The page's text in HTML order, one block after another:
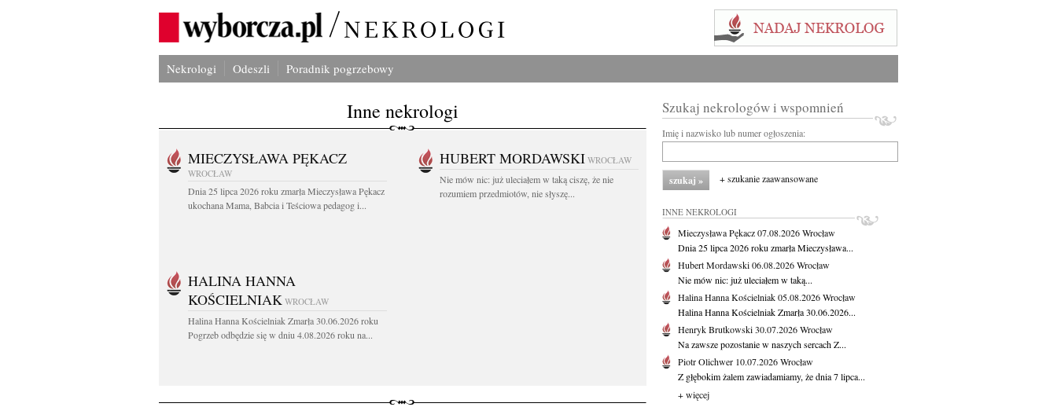
Nekrologi Odeszli Poradnik pogrzebowy
Inne nekrologi
MIECZYSŁAWA PĘKACZ
WROCŁAW
Dnia 25 lipca 2026 roku zmarła Mieczysława Pękacz
ukochana Mama, Babcia i Teściowa pedagog i...
HUBERT MORDAWSKI WROCŁAW
Nie mów nic: już uleciałem w taką ciszę, że nie
rozumiem przedmiotów, nie słyszę...
HALINA HANNA
KOŚCIELNIAK WROCŁAW
Halina Hanna Kościelniak Zmarła 30.06.2026 roku
Pogrzeb odbędzie się w dniu 4.08.2026 roku na...
Szukaj nekrologów i wspomnień
Imię i nazwisko lub numer ogłoszenia:
+ szukanie zaawansowane
INNE NEKROLOGI
Mieczysława Pękacz07.08.2026Wrocław
Dnia 25 lipca 2026 roku zmarła Mieczysława...
Hubert Mordawski06.08.2026Wrocław
Nie mów nic: już uleciałem w taką...
Halina Hanna Kościelniak05.08.2026Wrocław
Halina Hanna Kościelniak Zmarła 30.06.2026...
Henryk Brutkowski30.07.2026Wrocław
Na zawsze pozostanie w naszych sercach Z...
Piotr Olichwer 10.07.2026Wrocław
Z głębokim żalem zawiadamiamy, że dnia 7 lipca...
+ więcej